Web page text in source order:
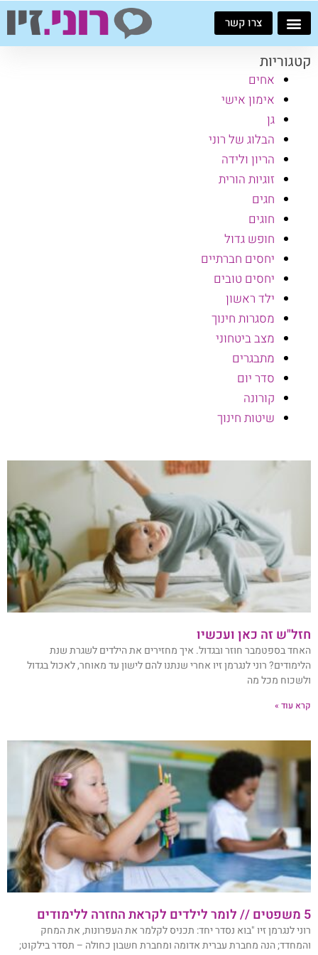
דילוג
לתוכן
צרו קשר
קטגוריות
אחים
אימון אישי
גן
הבלוג של רוני
הריון ולידה
זוגיות הורית
חגים
חוגים
חופש גדול
יחסים חברתיים
יחסים טובים
ילד ראשון
מסגרות חינוך
מצב ביטחוני
מתבגרים
סדר יום
קורונה
שיטות חינוך
חזל"ש זה כאן ועכשיו
האחד בספטמבר חוזר ובגדול. איך מחזירים את הילדים לשגרת שנת
הלימודים? רוני לנגרמן זיו אחרי שנתנו להם לישון עד מאוחר, לאכול בגדול
ולשכוח מכל מה
קרא עוד »
5 משפטים // לומר לילדים לקראת החזרה ללימודים
רוני לנגרמן זיו "בוא נסדר יחד: תכניס לקלמר את העפרונות, את המחק
והמחדד; הנה מחברת עברית אדומה ומחברת חשבון כחולה – תסדר בילקוט;